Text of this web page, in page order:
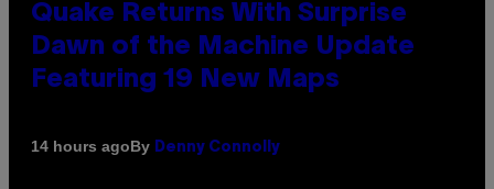
Quake Returns With Surprise
Dawn of the Machine Update
Featuring 19 New Maps
14 hours agoBy Denny Connolly